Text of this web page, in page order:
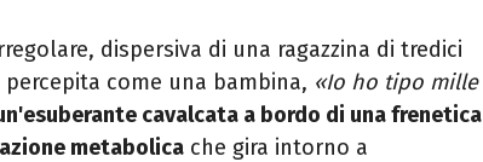
dispersiva di una ragazzina di tredici
come una bambina, «Io ho tipo mille
cavalcata a bordo di una frenetica
metabolica che gira intorno a